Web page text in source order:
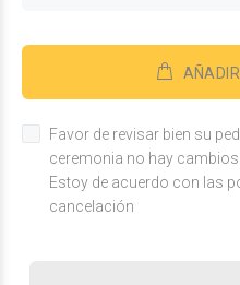
Favor de revisar bien su
ceremonia no hay cambios
Estoy de acuerdo con las
cancelación